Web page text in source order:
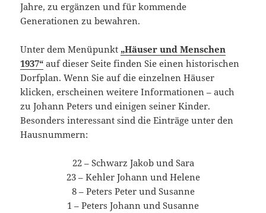
Jahre, zu ergänzen und für kommende
Generationen zu bewahren.
Unter dem Menüpunkt „Häuser und Menschen
1937“ auf dieser Seite finden Sie einen historischen
Dorfplan. Wenn Sie auf die einzelnen Häuser
klicken, erscheinen weitere Informationen – auch
zu Johann Peters und einigen seiner Kinder.
Besonders interessant sind die Einträge unter den
Hausnummern:
22 – Schwarz Jakob und Sara
23 – Kehler Johann und Helene
8 – Peters Peter und Susanne
1 – Peters Johann und Susanne